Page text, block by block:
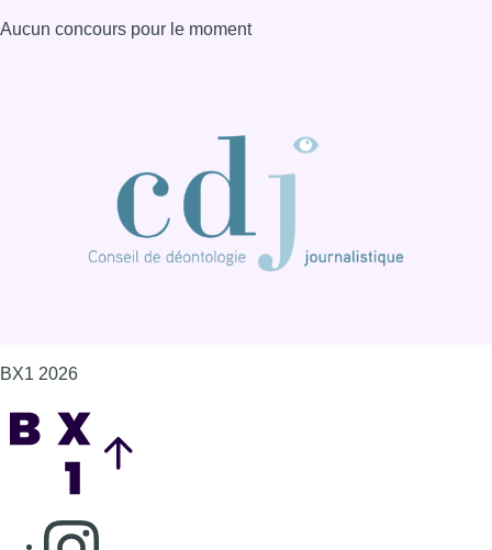
Aucun concours pour le moment
BX1 2026
Consulter page Instagram